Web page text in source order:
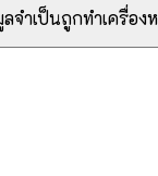
จำเป็นถูกทำเครื่อง